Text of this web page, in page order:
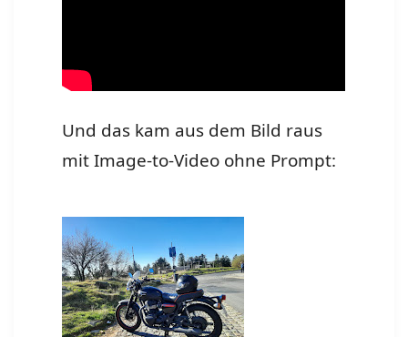
Und das kam aus dem Bild raus
mit Image-to-Video ohne Prompt: